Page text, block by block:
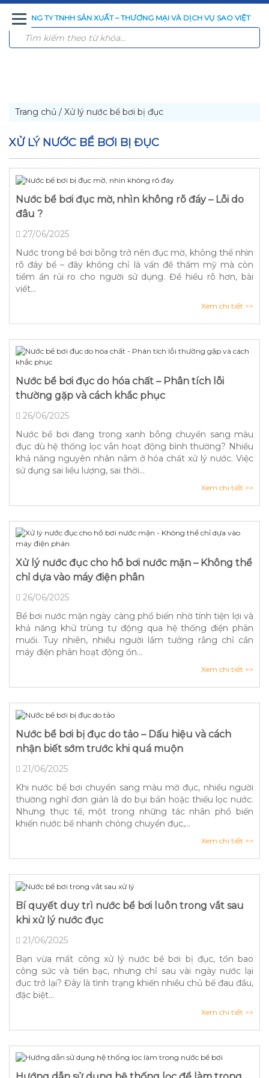
CÔNG TY TNHH SẢN XUẤT – THƯƠNG MẠI VÀ DỊCH VỤ SAO VIỆT
TRANG
GIỚI
SẢN
CÔNG
CÔNG
TIN
LIÊN
Trang chủ / Xử lý nước bể bơi bị đục
XỬ LÝ NƯỚC BỂ BƠI BỊ ĐỤC
Nước bể bơi đục mờ, nhìn không rõ đáy – Lỗi do
đâu ?
27/06/2025
Nước trong bể bơi bỗng trở nên đục mờ, không thể nhìn
rõ đáy bể – đây không chỉ là vấn đề thẩm mỹ mà còn
tiềm ẩn rủi ro cho người sử dụng. Để hiểu rõ hơn, bài
viết...
Xem chi tiết >>
Nước bể bơi đục do hóa chất – Phân tích lỗi
thường gặp và cách khắc phục
26/06/2025
Nước bể bơi đang trong xanh bỗng chuyển sang màu
đục dù hệ thống lọc vẫn hoạt động bình thường? Nhiều
khả năng nguyên nhân nằm ở hóa chất xử lý nước. Việc
sử dụng sai liều lượng, sai thời...
Xem chi tiết >>
Xử lý nước đục cho hồ bơi nước mặn – Không thể
chỉ dựa vào máy điện phân
26/06/2025
Bể bơi nước mặn ngày càng phổ biến nhờ tính tiện lợi và
khả năng khử trùng tự động qua hệ thống điện phân
muối. Tuy nhiên, nhiều người lầm tưởng rằng chỉ cần
máy điện phân hoạt động ổn...
Xem chi tiết >>
Nước bể bơi bị đục do tảo – Dấu hiệu và cách
nhận biết sớm trước khi quá muộn
21/06/2025
Khi nước bể bơi chuyển sang màu mờ đục, nhiều người
thường nghĩ đơn giản là do bụi bẩn hoặc thiếu lọc nước.
Nhưng thực tế, một trong những tác nhân phổ biến
khiến nước bể nhanh chóng chuyển đục,...
Xem chi tiết >>
Bí quyết duy trì nước bể bơi luôn trong vắt sau
khi xử lý nước đục
21/06/2025
Bạn vừa mất công xử lý nước bể bơi bị đục, tốn bao
công sức và tiền bạc, nhưng chỉ sau vài ngày nước lại
đục trở lại? Đây là tình trạng khiến nhiều chủ bể đau đầu,
đặc biệt...
Xem chi tiết >>